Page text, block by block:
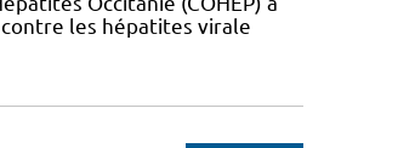
les hépatites virale